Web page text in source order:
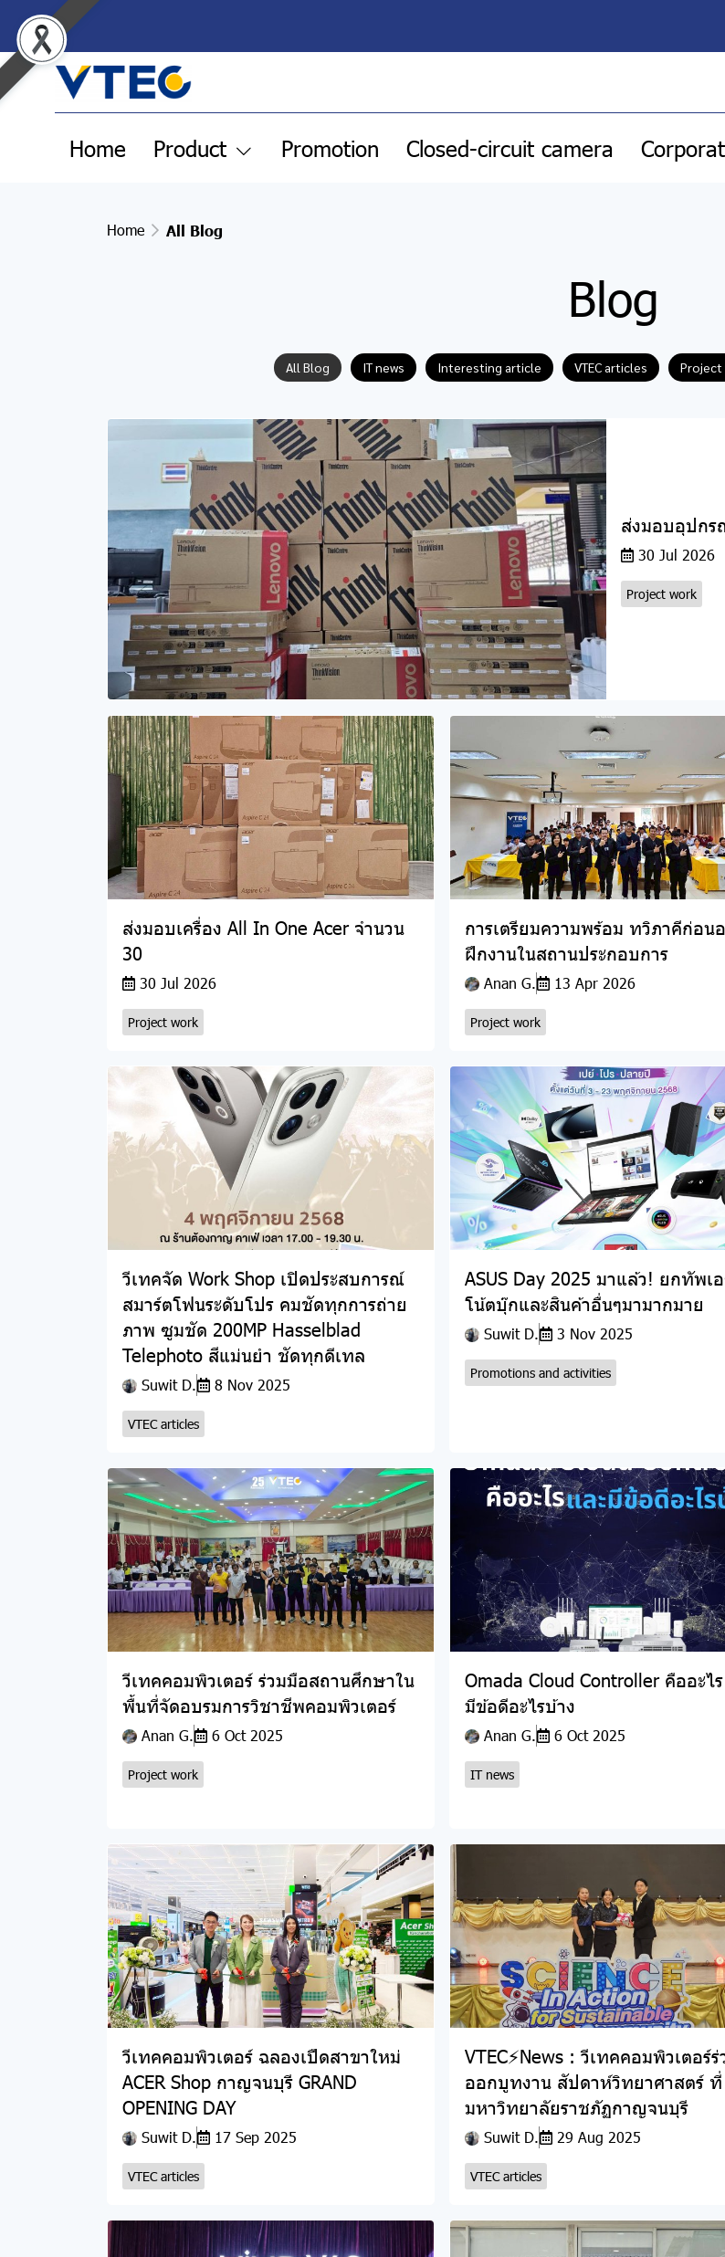
Home Product Promotion Closed-circuit camera
Home All Blog
Blog
All Blog IT news Interesting article VTEC articles Project
ส่งมอบอุปกร
30 Jul 2026
Project work
ส่งมอบเครื่อง All In One Acer จำนวน
30
30 Jul 2026
Project work
การเตรียมความพร้อม ทวิภาคีก่อน
ฝึกงานในสถานประกอบการ
Anan G. 13 Apr 2026
Project work
วีเทคจัด Work Shop เปิดประสบการณ์
สมาร์ตโฟนระดับโปร คมชัดทุกการถ่าย
ภาพ ซูมชัด 200MP Hasselblad
Telephoto สีแม่นยำ ชัดทุกดีเทล
Suwit D. 8 Nov 2025
VTEC articles
ASUS Day 2025 มาแล้ว! ยกทัพเ
โน้ตบุ๊กและสินค้าอื่นๆมามากมาย
Suwit D. 3 Nov 2025
Promotions and activities
วีเทคคอมพิวเตอร์ ร่วมมือสถานศึกษาใน
พื้นที่จัดอบรมการวิชาชีพคอมพิวเตอร์
Anan G. 6 Oct 2025
Project work
Omada Cloud Controller คืออะไ
มีข้อดีอะไรบ้าง
Anan G. 6 Oct 2025
IT news
วีเทคคอมพิวเตอร์ ฉลองเปืดสาขาใหม่
ACER Shop กาญจนบุรี GRAND
OPENING DAY
Suwit D. 17 Sep 2025
VTEC articles
VTEC⚡News : วีเทคคอมพิวเตอร์ร่
ออกบูทงาน สัปดาห์วิทยาศาสตร์ ที่
มหาวิทยาลัยราชภัฏกาญจนบุรี
Suwit D. 29 Aug 2025
VTEC articles